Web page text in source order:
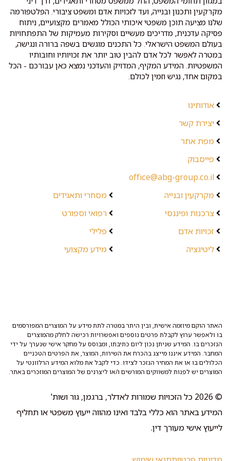
מקרקעין ותכנון ובנייה, ועד לזכויות אדם ומשפט ציבורי. הפלטפורמה
שלנו מציעה תוכן משפטי איכותי הכולל מאמרים מקצועיים, ניתוח
פסיקה עדכנית, מדריכים מעשיים וסקירות מעמיקות של התפתחויות
בעולם המשפט הישראלי. כל התכנים מוגשים בשפה ברורה ונגישה,
במטרה לאפשר לכל אדם להבין טוב יותר את זכויותיו וחובותיו
המשפטיות. המידע המקיף, המדויק והעדכני נמצא כאן עבורכם - הכל
במקום אחד, נגיש וזמין לכולם.
אודותינו
יצירת קשר
מפת אתר
פייסבוק
office@abg-group.co.il
מקרקעין ובנייה
צרכנות ופיננסי
זכויות אדם
ליטיגציה
מסחרי ותאגידים
רפואי וספורט
פלילי
מידע מקצועי
האתר הוקם מיוזמה אישית, ובין היתר במטרה לתת מידע על המוצרים המפורסמים
בו ולאפשר ערוץ לקבלת פרטים נוספים ואפשרויות רכישה לחלק מהמוצרים
הנזכרים בו. המידע שניתן נכון ליום כתיבתו, ומבוסס על מחקר אישי שנערך על ידי
המחבר. המידע איננו מייצג בהכרח את השירות, המוצר, את הפרטים הטכניים
הכלולים בו או את המחיר הנזכר לצידו. כדי לקבל את מלוא המידע הרלוונטי על
המוצרים יש לפנות למשווקים המורשים ו/או ליצרנים של המוצרים המוזכרים באתר.
© 2026 כל הזכויות שמורות לאדלר, ברגמן, גור ושות'
המידע באתר הוא כללי בלבד ואינו מהווה ייעוץ משפטי או תחליף
לייעוץ אישי מעורך דין.